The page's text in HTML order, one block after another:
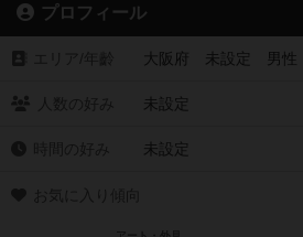
プロフィール
大阪府 未設定 男性
未設定
未設定